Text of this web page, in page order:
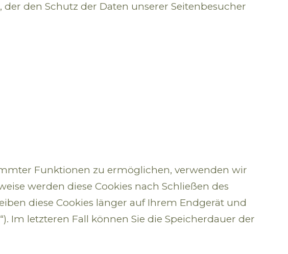
den Schutz der Daten unserer Seitenbesucher
Funktionen zu ermöglichen, verwenden wir
werden diese Cookies nach Schließen des
diese Cookies länger auf Ihrem Endgerät und
Im letzteren Fall können Sie die Speicherdauer der